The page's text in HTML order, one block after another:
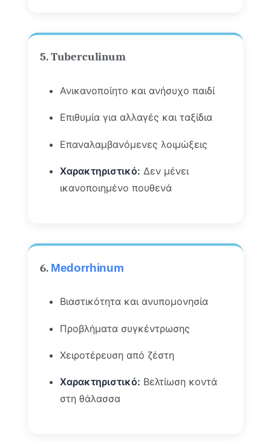
5. Tuberculinum
Ανικανοποίητο και ανήσυχο παιδί
Επιθυμία για αλλαγές και ταξίδια
Επαναλαμβανόμενες λοιμώξεις
Χαρακτηριστικό: Δεν μένει
ικανοποιημένο πουθενά
6. Medorrhinum
Βιαστικότητα και ανυπομονησία
Προβλήματα συγκέντρωσης
Χειροτέρευση από ζέστη
Χαρακτηριστικό: Βελτίωση κοντά
στη θάλασσα